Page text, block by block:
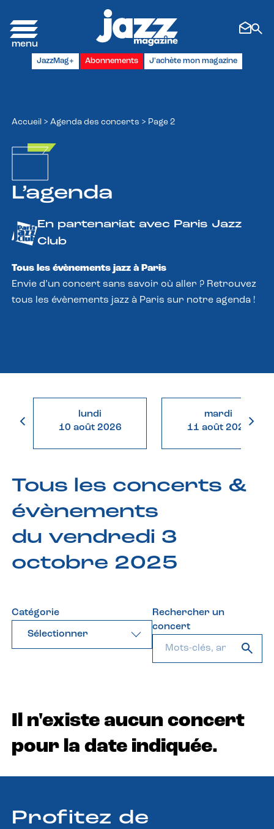
JazzMag+ Abonnements J'achète mon magazine
Accueil > Agenda des concerts > Page 2
L’agenda
En partenariat avec Paris Jazz
Club
Tous les évènements jazz à Paris
Envie d’un concert sans savoir où aller ? Retrouvez
tous les évènements jazz à Paris sur notre agenda !
lundi
10 août 2026
mardi
11 août 2026
Tous les concerts &
évènements
du vendredi 3
octobre 2025
Catégorie
Sélectionner
Rechercher un
concert
Il n'existe aucun concert
pour la date indiquée.
Profitez de